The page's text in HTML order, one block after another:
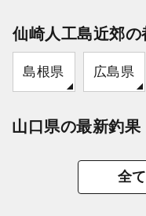
仙崎人工島近郊の
島根県 広島県
山口県の最新釣果
全